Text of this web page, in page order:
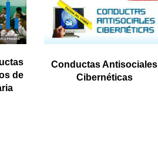
de
Conductas Antisociales
Cibernéticas